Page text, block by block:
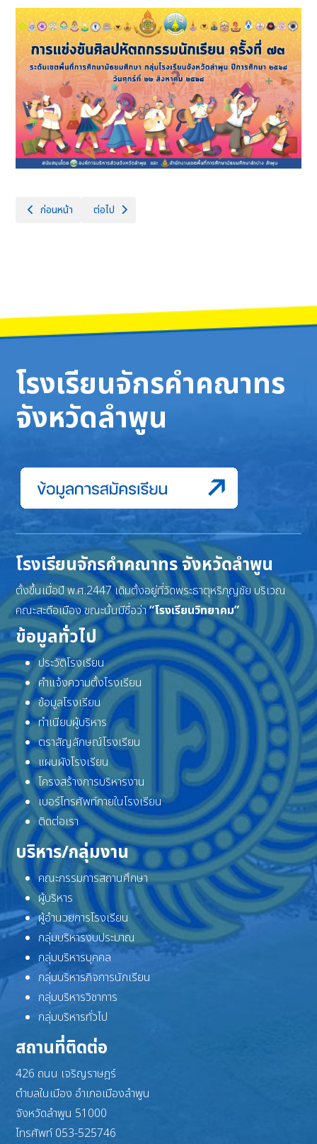
เนื้อหาก่อนหน้า: เปิดบ้านจักรคำฯ ปีการศึกษา 2567 “120 ปี จักรคำฯ ผู้นำท
ก่อนหน้า เนื้อหาถัดไป: เปิดบ้านจักรคำฯ ปีการศึกษา 2568 “จักรคำฯ
ต่อไป
โรงเรียนจักรคำคณาทร
จังหวัดลำพูน
โรงเรียนจักรคำคณาทร จังหวัดลำพูน
ตั้งขึ้นเมื่อปี พ.ศ.2447 เดิมตั้งอยู่ที่วัดพระธาตุหริภุญชัย บริเวณ
คณะสะดือเมือง ขณะนั้นมีชื่อว่า“โรงเรียนวิทยาคม”
ข้อมูลทั่วไป
ประวัติโรงเรียน
คำแจ้งความตั้งโรงเรียน
ข้อมูลโรงเรียน
ทำเนียบผู้บริหาร
ตราสัญลักษณ์โรงเรียน
แผนผังโรงเรียน
โครงสร้างการบริหารงาน
เบอร์โทรศัพท์ภายในโรงเรียน
ติดต่อเรา
บริหาร/กลุ่มงาน
คณะกรรมการสถานศึกษา
ผู้บริหาร
ผู้อำนวยการโรงเรียน
กลุ่มบริหารงบประมาณ
กลุ่มบริหารบุคคล
กลุ่มบริหารกิจการนักเรียน
กลุ่มบริหารวิชาการ
กลุ่มบริหารทั่วไป
สถานที่ติดต่อ
426 ถนน เจริญราษฎร์
ตำบลในเมือง อำเภอเมืองลำพูน
จังหวัดลำพูน 51000
โทรศัพท์ 053-525746